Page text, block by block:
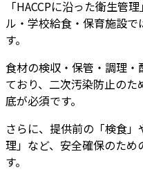
「HACCPに沿った衛生管
ル・学校給食・保育施設
す。
食材の検収・保管・調理
ており、二次汚染防止の
底が必須です。
さらに、提供前の「検食
理」など、安全確保のた
す。